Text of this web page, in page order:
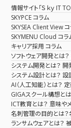
情報サイト「Ｓｋｙ IT
SKYPCE コラム
SKYSEA Client View コ
SKYMENU Cloud コラ
キャリア採用 コラム
ソフトウェア開発とは
システム開発とは？
システム設計とは？ 設
AI（人工知能）とは？
GIGAスクール構想と
ICT教育とは？ 意味や
名刺管理の目的とは？
ランサムウェアとは？